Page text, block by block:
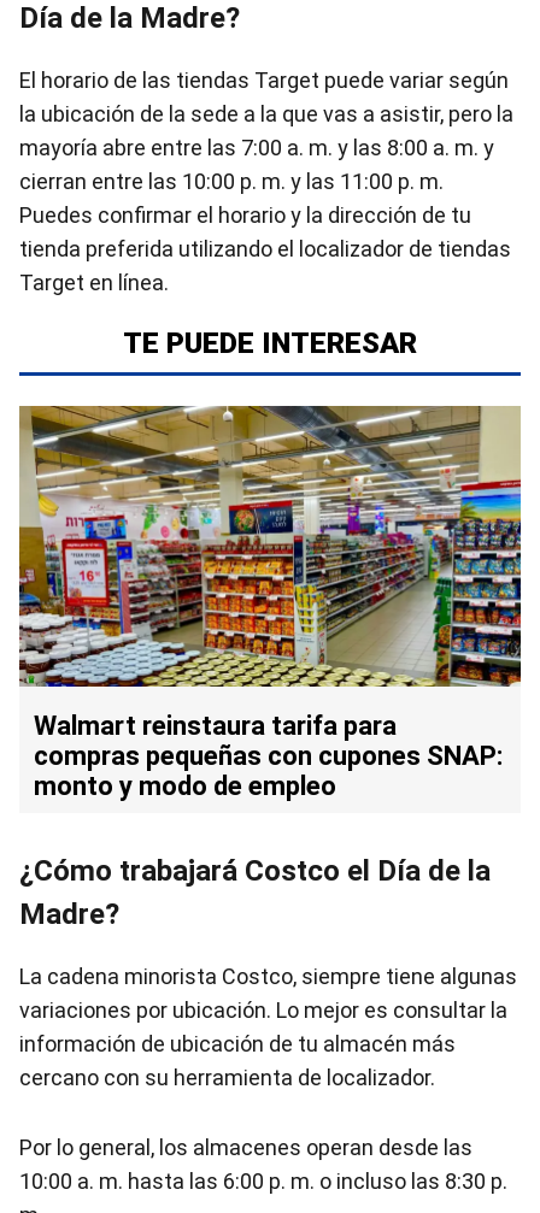
Día de la Madre?
El horario de las tiendas Target puede variar según
la ubicación de la sede a la que vas a asistir, pero la
mayoría abre entre las 7:00 a. m. y las 8:00 a. m. y
cierran entre las 10:00 p. m. y las 11:00 p. m.
Puedes confirmar el horario y la dirección de tu
tienda preferida utilizando el localizador de tiendas
Target en línea.
TE PUEDE INTERESAR
Walmart reinstaura tarifa para
compras pequeñas con cupones SNAP:
monto y modo de empleo
¿Cómo trabajará Costco el Día de la
Madre?
La cadena minorista Costco, siempre tiene algunas
variaciones por ubicación. Lo mejor es consultar la
información de ubicación de tu almacén más
cercano con su herramienta de localizador.
Por lo general, los almacenes operan desde las
10:00 a. m. hasta las 6:00 p. m. o incluso las 8:30 p.